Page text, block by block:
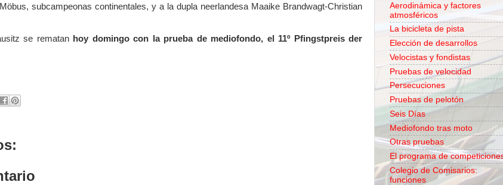
subcampeonas continentales, y a la dupla neerlandesa Maaike Brandwagt-Christian
se rematan hoy domingo con la prueba de mediofondo, el 11º Pfingstpreis der
Aerodinámica y factores
atmosféricos
La bicicleta de pista
Elección de desarrollos
Velocistas y fondistas
Pruebas de velocidad
Persecuciones
Pruebas de pelotón
Seis Días
Mediofondo tras moto
Otras pruebas
El programa de
Colegio de Comisarios:
funciones